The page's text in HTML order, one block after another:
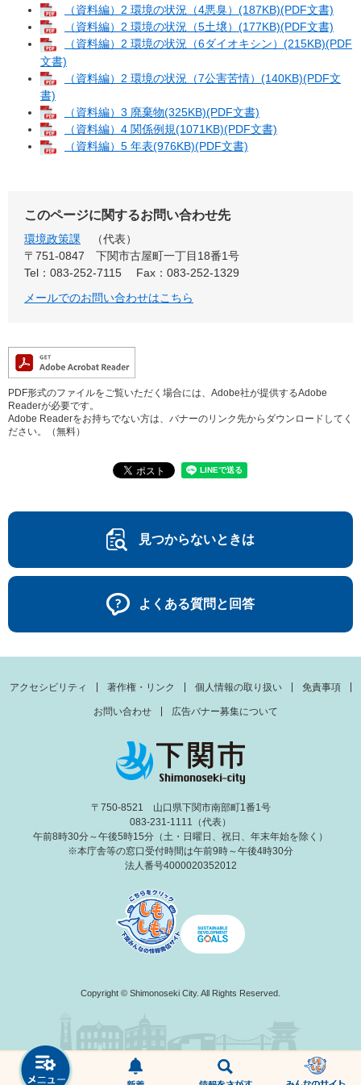
（資料編）2 環境の状況（4悪臭）(187KB)(PDF文書)
（資料編）2 環境の状況（5土壌）(177KB)(PDF文書)
（資料編）2 環境の状況（6ダイオキシン）(215KB)(PDF
文書)
（資料編）2 環境の状況（7公害苦情）(140KB)(PDF文
書)
（資料編）3 廃棄物(325KB)(PDF文書)
（資料編）4 関係例規(1071KB)(PDF文書)
（資料編）5 年表(976KB)(PDF文書)
このページに関するお問い合わせ先
環境政策課
代表
〒751-0847
下関市古屋町一丁目18番1号
Tel：083-252-7115
Fax：083-252-1329
メールでのお問い合わせはこちら
PDF形式のファイルをご覧いただく場合には、Adobe社が提供するAdobe
Readerが必要です。
Adobe Readerをお持ちでない方は、バナーのリンク先からダウンロードしてく
ださい。（無料）
見つからないときは
よくある質問と回答
アクセシビリティ 著作権・リンク 個人情報の取り扱い 免責事項
お問い合わせ 広告バナー募集について
〒750-8521 山口県下関市南部町1番1号
083-231-1111（代表）
午前8時30分～午後5時15分（土・日曜日、祝日、年末年始を除く）
※本庁舎等の窓口受付時間は午前9時～午後4時30分
法人番号4000020352012
Copyright © Shimonoseki City. All Rights Reserved.